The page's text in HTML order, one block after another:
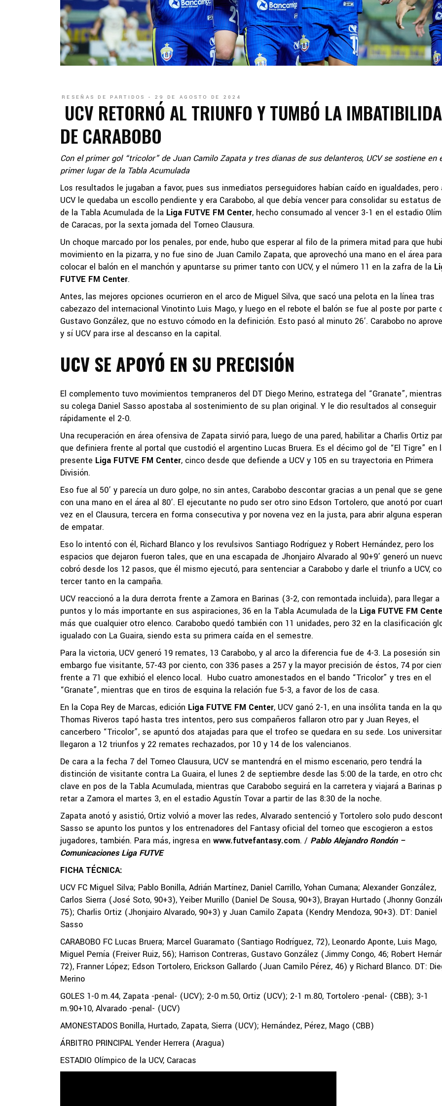
RESEÑAS DE PARTIDOS 29 DE AGOSTO DE 2024
UCV RETORNÓ AL TRIUNFO Y TUMBÓ LA
DE CARABOBO
Con el primer gol “tricolor” de Juan Camilo Zapata y tres dianas de sus delanteros, UCV se sostiene en
primer lugar de la Tabla Acumulada
Los resultados le jugaban a favor, pues sus inmediatos perseguidores habían caído en igualdades, pero
UCV le quedaba un escollo pendiente y era Carabobo, al que debía vencer para consolidar su estatus
de la Tabla Acumulada de la Liga FUTVE FM Center, hecho consumado al vencer 3-1 en el estadio
de Caracas, por la sexta jornada del Torneo Clausura.
Un choque marcado por los penales, por ende, hubo que esperar al filo de la primera mitad para que
movimiento en la pizarra, y no fue sino de Juan Camilo Zapata, que aprovechó una mano en el área para
colocar el balón en el manchón y apuntarse su primer tanto con UCV, y el número 11 en la zafra de la
FUTVE FM Center.
Antes, las mejores opciones ocurrieron en el arco de Miguel Silva, que sacó una pelota en la línea tras
cabezazo del internacional Vinotinto Luis Mago, y luego en el rebote el balón se fue al poste por parte
Gustavo González, que no estuvo cómodo en la definición. Esto pasó al minuto 26’. Carabobo no
y sí UCV para irse al descanso en la capital.
UCV SE APOYÓ EN SU PRECISIÓN
El complemento tuvo movimientos tempraneros del DT Diego Merino, estratega del “Granate”,
su colega Daniel Sasso apostaba al sostenimiento de su plan original. Y le dio resultados al conseguir
rápidamente el 2-0.
Una recuperación en área ofensiva de Zapata sirvió para, luego de una pared, habilitar a Charlis Ortiz
que definiera frente al portal que custodió el argentino Lucas Bruera. Es el décimo gol de “El Tigre” en
presente Liga FUTVE FM Center, cinco desde que defiende a UCV y 105 en su trayectoria en Primera
División.
Eso fue al 50’ y parecía un duro golpe, no sin antes, Carabobo descontar gracias a un penal que se
con una mano en el área al 80’. El ejecutante no pudo ser otro sino Edson Tortolero, que anotó por
vez en el Clausura, tercera en forma consecutiva y por novena vez en la justa, para abrir alguna
de empatar.
Eso lo intentó con él, Richard Blanco y los revulsivos Santiago Rodríguez y Robert Hernández, pero los
espacios que dejaron fueron tales, que en una escapada de Jhonjairo Alvarado al 90+9’ generó un
cobró desde los 12 pasos, que él mismo ejecutó, para sentenciar a Carabobo y darle el triunfo a UCV,
tercer tanto en la campaña.
UCV reaccionó a la dura derrota frente a Zamora en Barinas (3-2, con remontada incluida), para llegar a
puntos y lo más importante en sus aspiraciones, 36 en la Tabla Acumulada de la Liga FUTVE FM
más que cualquier otro elenco. Carabobo quedó también con 11 unidades, pero 32 en la clasificación
igualado con La Guaira, siendo esta su primera caída en el semestre.
Para la victoria, UCV generó 19 remates, 13 Carabobo, y al arco la diferencia fue de 4-3. La posesión sin
embargo fue visitante, 57-43 por ciento, con 336 pases a 257 y la mayor precisión de éstos, 74 por
frente a 71 que exhibió el elenco local. Hubo cuatro amonestados en el bando “Tricolor” y tres en el
“Granate”, mientras que en tiros de esquina la relación fue 5-3, a favor de los de casa.
En la Copa Rey de Marcas, edición Liga FUTVE FM Center, UCV ganó 2-1, en una insólita tanda en la
Thomas Riveros tapó hasta tres intentos, pero sus compañeros fallaron otro par y Juan Reyes, el
cancerbero “Tricolor”, se apuntó dos atajadas para que el trofeo se quedara en su sede. Los
llegaron a 12 triunfos y 22 remates rechazados, por 10 y 14 de los valencianos.
De cara a la fecha 7 del Torneo Clausura, UCV se mantendrá en el mismo escenario, pero tendrá la
distinción de visitante contra La Guaira, el lunes 2 de septiembre desde las 5:00 de la tarde, en otro
clave en pos de la Tabla Acumulada, mientras que Carabobo seguirá en la carretera y viajará a Barinas
retar a Zamora el martes 3, en el estadio Agustín Tovar a partir de las 8:30 de la noche.
Zapata anotó y asistió, Ortiz volvió a mover las redes, Alvarado sentenció y Tortolero solo pudo
Sasso se apunto los puntos y los entrenadores del Fantasy oficial del torneo que escogieron a estos
jugadores, también. Para más, ingresa en www.futvefantasy.com. / Pablo Alejandro Rondón –
Comunicaciones Liga FUTVE
FICHA TÉCNICA:
UCV FC Miguel Silva; Pablo Bonilla, Adrián Martínez, Daniel Carrillo, Yohan Cumana; Alexander González,
Carlos Sierra (José Soto, 90+3), Yeiber Murillo (Daniel De Sousa, 90+3), Brayan Hurtado (Jhonny
75); Charlis Ortiz (Jhonjairo Alvarado, 90+3) y Juan Camilo Zapata (Kendry Mendoza, 90+3). DT: Daniel
Sasso
CARABOBO FC Lucas Bruera; Marcel Guaramato (Santiago Rodríguez, 72), Leonardo Aponte, Luis Mago,
Miguel Pernía (Freiver Ruiz, 56); Harrison Contreras, Gustavo González (Jimmy Congo, 46; Robert
72), Franner López; Edson Tortolero, Erickson Gallardo (Juan Camilo Pérez, 46) y Richard Blanco. DT:
Merino
GOLES 1-0 m.44, Zapata -penal- (UCV); 2-0 m.50, Ortiz (UCV); 2-1 m.80, Tortolero -penal- (CBB); 3-1
m.90+10, Alvarado -penal- (UCV)
AMONESTADOS Bonilla, Hurtado, Zapata, Sierra (UCV); Hernández, Pérez, Mago (CBB)
ÁRBITRO PRINCIPAL Yender Herrera (Aragua)
ESTADIO Olímpico de la UCV, Caracas